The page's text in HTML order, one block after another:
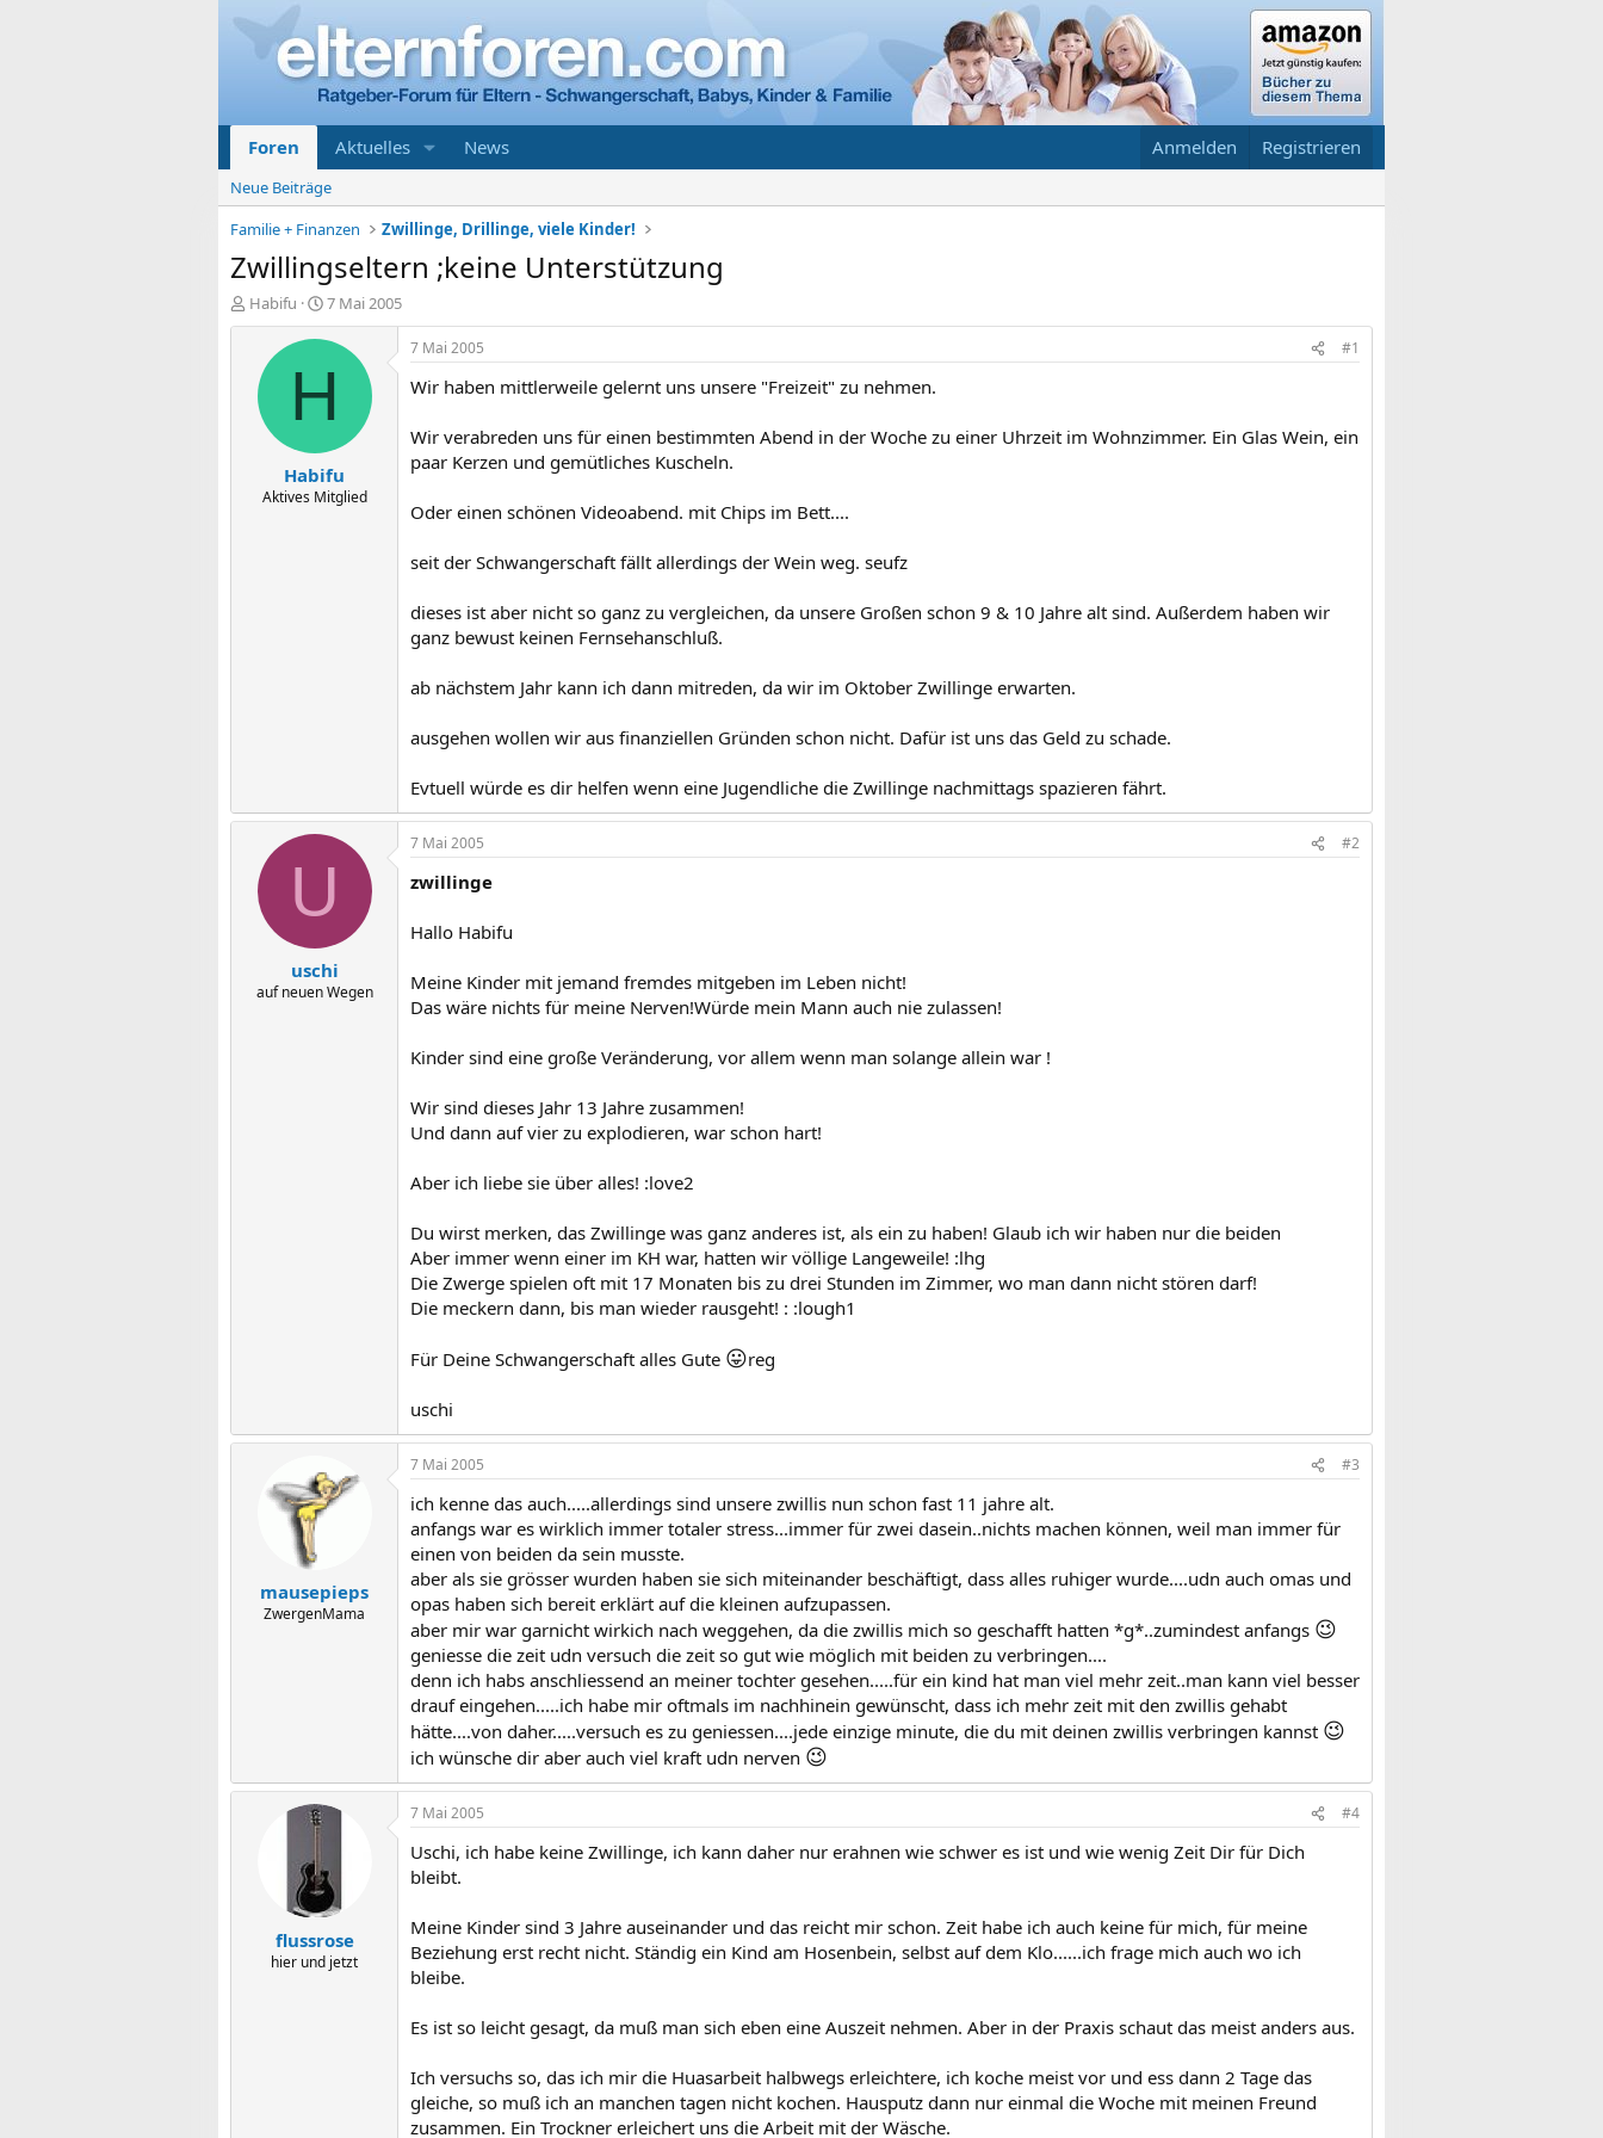
Foren Aktuelles News Anmelden Registrieren
Neue Beiträge
Familie + Finanzen
Zwillinge, Drillinge, viele Kinder!
Zwillingseltern ;keine Unterstützung
E
r
Habifu
E
r
s
e
t
a
m
7 Mai 2005
H
Habifu
Aktives Mitglied
7 Mai 2005 #1
Wir haben mittlerweile gelernt uns unsere "Freizeit" zu nehmen.
Wir verabreden uns für einen bestimmten Abend in der Woche zu einer Uhrzeit im Wohnzimmer. Ein Glas Wein, ein
paar Kerzen und gemütliches Kuscheln.
Oder einen schönen Videoabend. mit Chips im Bett....
seit der Schwangerschaft fällt allerdings der Wein weg. seufz
dieses ist aber nicht so ganz zu vergleichen, da unsere Großen schon 9 & 10 Jahre alt sind. Außerdem haben wir
ganz bewust keinen Fernsehanschluß.
ab nächstem Jahr kann ich dann mitreden, da wir im Oktober Zwillinge erwarten.
ausgehen wollen wir aus finanziellen Gründen schon nicht. Dafür ist uns das Geld zu schade.
Evtuell würde es dir helfen wenn eine Jugendliche die Zwillinge nachmittags spazieren fährt.
U
uschi
auf neuen Wegen
7 Mai 2005 #2
zwillinge
Hallo Habifu
Meine Kinder mit jemand fremdes mitgeben im Leben nicht!
Das wäre nichts für meine Nerven!Würde mein Mann auch nie zulassen!
Kinder sind eine große Veränderung, vor allem wenn man solange allein war !
Wir sind dieses Jahr 13 Jahre zusammen!
Und dann auf vier zu explodieren, war schon hart!
Aber ich liebe sie über alles! :love2
Du wirst merken, das Zwillinge was ganz anderes ist, als ein zu haben! Glaub ich wir haben nur die beiden
Aber immer wenn einer im KH war, hatten wir völlige Langeweile! :lhg
Die Zwerge spielen oft mit 17 Monaten bis zu drei Stunden im Zimmer, wo man dann nicht stören darf!
Die meckern dann, bis man wieder rausgeht! : :lough1
Für Deine Schwangerschaft alles Gute 😛reg
uschi
mausepieps
ZwergenMama
7 Mai 2005 #3
ich kenne das auch.....allerdings sind unsere zwillis nun schon fast 11 jahre alt.
anfangs war es wirklich immer totaler stress...immer für zwei dasein..nichts machen können, weil man immer für
einen von beiden da sein musste.
aber als sie grösser wurden haben sie sich miteinander beschäftigt, dass alles ruhiger wurde....udn auch omas und
opas haben sich bereit erklärt auf die kleinen aufzupassen.
aber mir war garnicht wirkich nach weggehen, da die zwillis mich so geschafft hatten *g*..zumindest anfangs 😉
geniesse die zeit udn versuch die zeit so gut wie möglich mit beiden zu verbringen....
denn ich habs anschliessend an meiner tochter gesehen.....für ein kind hat man viel mehr zeit..man kann viel besser
drauf eingehen.....ich habe mir oftmals im nachhinein gewünscht, dass ich mehr zeit mit den zwillis gehabt
hätte....von daher.....versuch es zu geniessen....jede einzige minute, die du mit deinen zwillis verbringen kannst 😉
ich wünsche dir aber auch viel kraft udn nerven 😉
flussrose
hier und jetzt
7 Mai 2005 #4
Uschi, ich habe keine Zwillinge, ich kann daher nur erahnen wie schwer es ist und wie wenig Zeit Dir für Dich
bleibt.
Meine Kinder sind 3 Jahre auseinander und das reicht mir schon. Zeit habe ich auch keine für mich, für meine
Beziehung erst recht nicht. Ständig ein Kind am Hosenbein, selbst auf dem Klo......ich frage mich auch wo ich
bleibe.
Es ist so leicht gesagt, da muß man sich eben eine Auszeit nehmen. Aber in der Praxis schaut das meist anders aus.
Ich versuchs so, das ich mir die Huasarbeit halbwegs erleichtere, ich koche meist vor und ess dann 2 Tage das
gleiche, so muß ich an manchen tagen nicht kochen. Hausputz dann nur einmal die Woche mit meinen Freund
zusammen. Ein Trockner erleichert uns die Arbeit mit der Wäsche.